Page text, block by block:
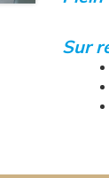
Sur